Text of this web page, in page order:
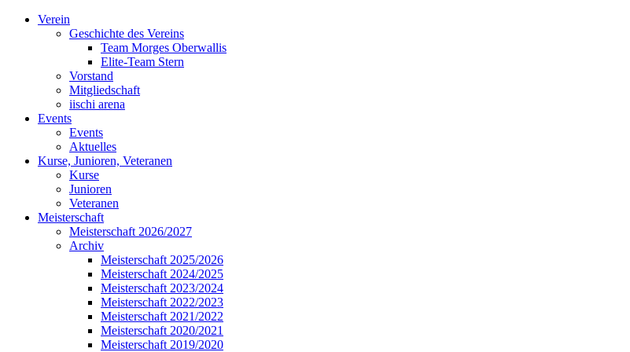
Verein
Geschichte des Vereins
Team Morges Oberwallis
Elite-Team Stern
Vorstand
Mitgliedschaft
iischi arena
Events
Events
Aktuelles
Kurse, Junioren, Veteranen
Kurse
Junioren
Veteranen
Meisterschaft
Meisterschaft 2026/2027
Archiv
Meisterschaft 2025/2026
Meisterschaft 2024/2025
Meisterschaft 2023/2024
Meisterschaft 2022/2023
Meisterschaft 2021/2022
Meisterschaft 2020/2021
Meisterschaft 2019/2020